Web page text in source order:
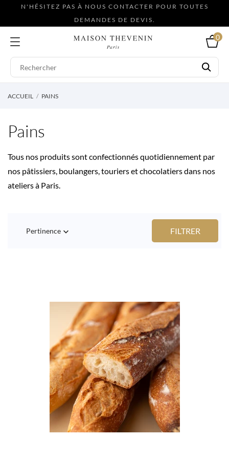
N'HÉSITEZ PAS À NOUS CONTACTER POUR TOUTES
DEMANDES DE DEVIS.
0
ACCUEIL PAINS
Pains
Tous nos produits sont confectionnés quotidiennement par
nos pâtissiers, boulangers, touriers et chocolatiers dans nos
ateliers à Paris.
Pertinence  FILTRER